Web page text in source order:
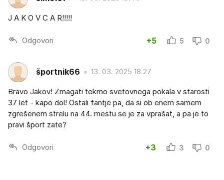
J A K O V C A R!!!!!
Odgovori +5 5 0
športnik66 13. 03. 2025 18.27
Bravo Jakov! Zmagati tekmo svetovnega pokala v starosti
37 let - kapo dol! Ostali fantje pa, da si ob enem samem
zgrešenem strelu na 44. mestu se je za vprašat, a pa je to
pravi šport zate?
Odgovori +3 3 0